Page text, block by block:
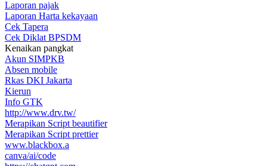
Laporan pajak
Laporan Harta kekayaan
Cek Tapera
Cek Diklat BPSDM
Kenaikan pangkat
Akun SIMPKB
Absen mobile
Rkas DKI Jakarta
Kierun
Info GTK
http://www.drv.tw/
Merapikan Script beautifier
Merapikan Script prettier
www.blackbox.a
canva/ai/code